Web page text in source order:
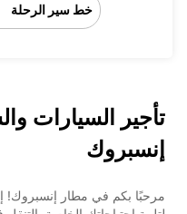
خط سير الرحلة
تأجير السيارات
إنسبروك
مرحبًا بكم في مطار إنسبروك!